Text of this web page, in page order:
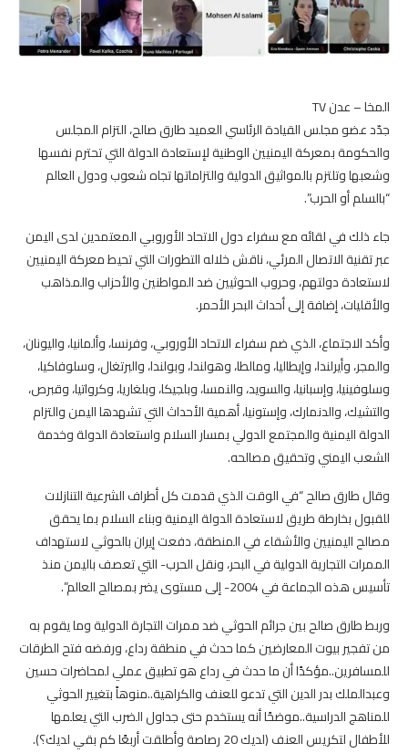
المخا – عدن TV
جدّد عضو مجلس القيادة الرئاسي العميد طارق صالح، التزام المجلس
والحكومة بمعركة اليمنيين الوطنية لإستعادة الدولة التي تحترم نفسها
وشعبها وتلتزم بالمواثيق الدولية والتزاماتها تجاه شعوب ودول العالم
“بالسلم أو الحرب”.
جاء ذلك في لقائه مع سفراء دول الاتحاد الأوروبي المعتمدين لدى اليمن
عبر تقنية الاتصال المرئي، ناقش خلاله التطورات التي تحيط معركة اليمنيين
لاستعادة دولتهم، وحروب الحوثيين ضد المواطنين والأحزاب والمذاهب
والأقليات، إضافة إلى أحداث البحر الأحمر.
وأكد الاجتماع، الذي ضم سفراء الاتحاد الأوروبي، وفرنسا، وألمانيا، واليونان،
والمجر، وأيرلندا، وإيطاليا، ومالطا، وهولندا، وبولندا، والبرتغال، وسلوفاكيا،
وسلوفينيا، وإسبانيا، والسويد، والنمسا، وبلجيكا، وبلغاريا، وكرواتيا، وقبرص،
والتشيك، والدنمارك، وإستونيا، أهمية الأحداث التي تشهدها اليمن والتزام
الدولة اليمنية والمجتمع الدولي بمسار السلام واستعادة الدولة وخدمة
الشعب اليمني وتحقيق مصالحه.
وقال طارق صالح “في الوقت الذي قدمت كل أطراف الشرعية التنازلات
للقبول بخارطة طريق لاستعادة الدولة اليمنية وبناء السلام بما يحقق
مصالح اليمنيين والأشقاء في المنطقة، دفعت إيران بالحوثي لاستهداف
الممرات التجارية الدولية في البحر، ونقل الحرب- التي تعصف باليمن منذ
تأسيس هذه الجماعة في 2004- إلى مستوى يضر بمصالح العالم”.
وربط طارق صالح بين جرائم الحوثي ضد ممرات التجارة الدولية وما يقوم به
من تفجير بيوت المعارضين كما حدث في منطقة رداع، ورفضه فتح الطرقات
للمسافرين..مؤكدًا أن ما حدث في رداع هو تطبيق عملي لمحاضرات حسين
وعبدالملك بدر الدين التي تدعو للعنف والكراهية..منوهاً بتغيير الحوثي
للمناهج الدراسية..موضحًا أنه يستخدم حتى جداول الضرب التي يعلمها
للأطفال لتكريس العنف (لديك 20 رصاصة وأطلقت أربعًا كم بقي لديك؟).